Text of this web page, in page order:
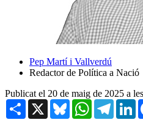
Pep Martí i Vallverdú
Redactor de Política a Nació
Publicat el 20 de maig de 2025 a
Share X BlueskyWhatsApp